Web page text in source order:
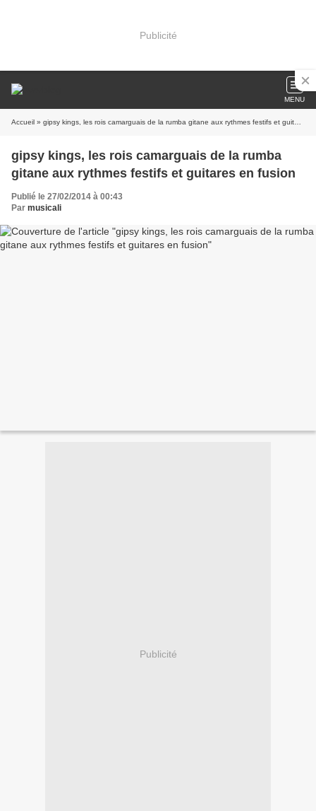
Publicité
MENU
Accueil » gipsy kings, les rois camarguais de la rumba gitane aux rythmes festifs et guitares en fusion
gipsy kings, les rois camarguais de la rumba
gitane aux rythmes festifs et guitares en fusion
Publié le 27/02/2014 à 00:43
Par musicali
Publicité